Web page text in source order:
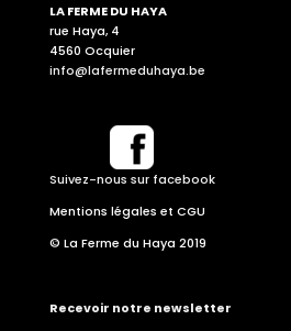
LA FERME DU HAYA
rue Haya, 4
4560 Ocquier
info@lafermeduhaya.be
Suivez-nous sur facebook
Mentions légales et CGU
© La Ferme du Haya 2019
Recevoir notre newsletter